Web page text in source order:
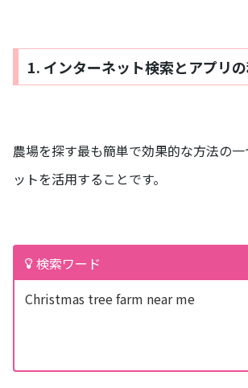
1. インターネット検索とアプリ
農場を探す最も簡単で効果的な方法の
ットを活用することです。
検索ワード
Christmas tree farm near me